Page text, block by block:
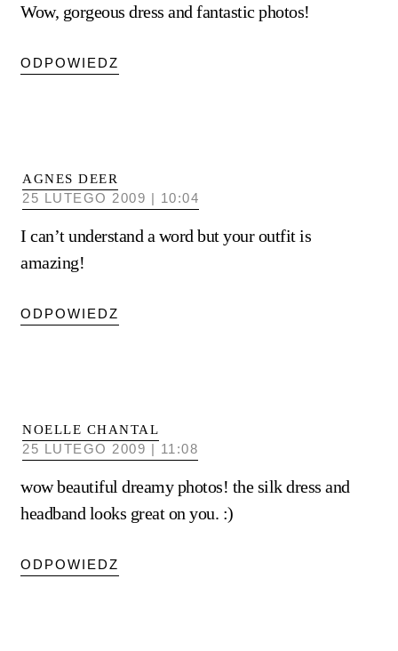
Wow, gorgeous dress and fantastic photos!
ODPOWIEDZ
AGNES DEER
25 LUTEGO 2009 | 10:04
I can’t understand a word but your outfit is
amazing!
ODPOWIEDZ
NOELLE CHANTAL
25 LUTEGO 2009 | 11:08
wow beautiful dreamy photos! the silk dress and
headband looks great on you. :)
ODPOWIEDZ